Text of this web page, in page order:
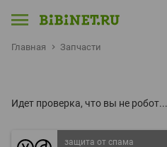
Главная Запчасти
Идет проверка, что вы не робот...
защита от спама